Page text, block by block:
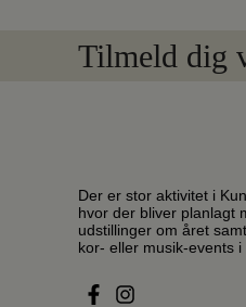
Tilmeld dig
Der er stor aktivitet i
hvor der bliver planlagt
udstillinger om året
kor- eller musik-events i